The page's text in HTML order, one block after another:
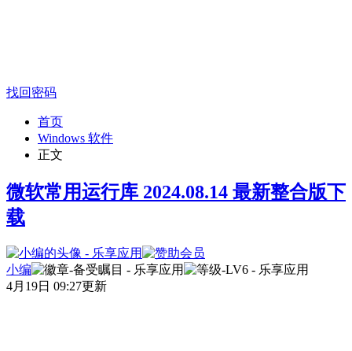
找回密码
首页
Windows 软件
正文
微软常用运行库 2024.08.14 最新整合版下
载
小编
4月19日 09:27更新